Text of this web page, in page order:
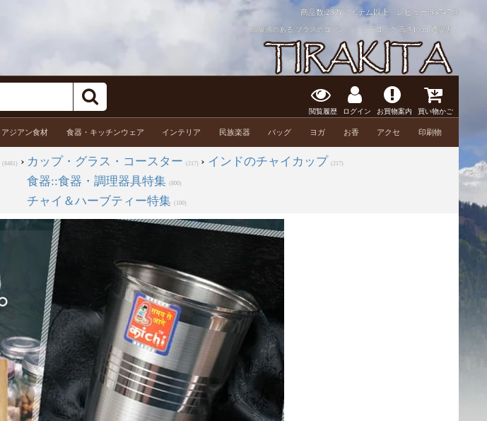
商品数:28万アイテム以上 レビュー:83747件
高級感のある ブラスのゴブレット ピーコック 高さ10cm 通販店
閲覧履歴 ログイン お買物案内 買い物かご
アジアン食材 食器・キッチンウェア インテリア 民族楽器 バッグ ヨガ お香 アクセ 印刷物
(8481) › カップ・グラス・コースター (217) › インドのチャイカップ (217)
食器::食器・調理器具特集 (800)
チャイ＆ハーブティー特集 (100)